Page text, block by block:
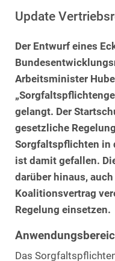
Update
Der Entwurf eines
Arbeitsminister
gelangt. Der
gesetzliche
Sorgfaltspflichten in
ist damit gefallen.
darüber hinaus,
Koalitionsvertrag
Regelung einsetzen.
Das